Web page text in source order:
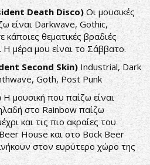
Death Disco) Οι μουσικές
είναι Darkwave, Gothic,
θεματικές βραδιές
μέρα μου είναι το Σάββατο.
Second Skin) Industrial, Dark
Goth, Post Punk
Η μουσική που παίζω είναι
στο Rainbow παίζω
και τις πιο ακραίες του
House και στο Bock Beer
στον ευρύτερο χώρο της